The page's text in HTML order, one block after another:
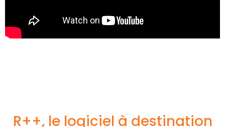
R++, le logiciel à destination